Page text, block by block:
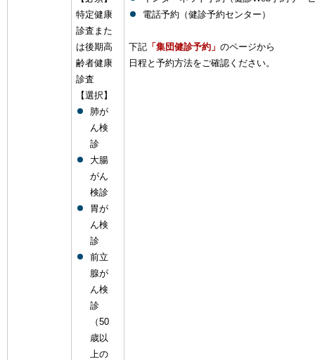
特定健康
診査また
は後期高
齢者健康
診査
【選択】
肺が
ん検
診
大腸
がん
検診
胃が
ん検
診
前立
腺が
ん検
診
（50
歳以
上の
電話予約（健診予約センター）
下記 「集団健診予約」 のページから
日程と予約方法をご確認ください。